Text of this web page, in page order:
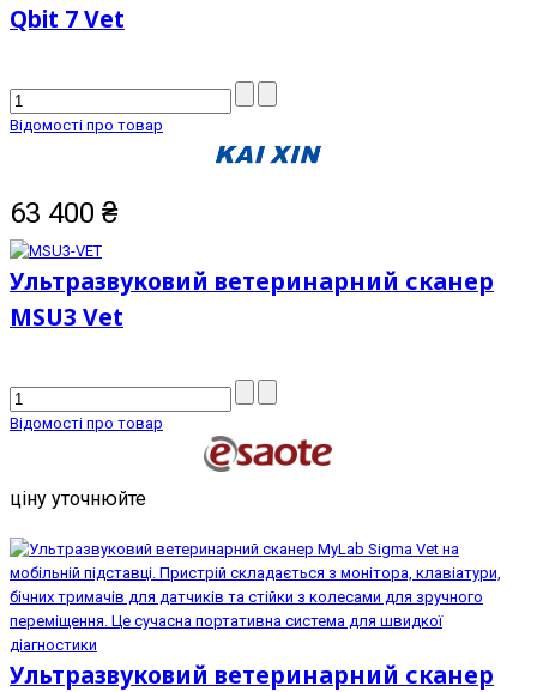
Qbit 7 Vet
Відомості про товар
63 400 ₴
Ультразвуковий ветеринарний сканер
MSU3 Vet
Відомості про товар
ціну уточнюйте
Ультразвуковий ветеринарний сканер